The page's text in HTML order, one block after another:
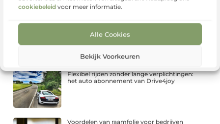
cookiebeleid voor meer informatie.
Alle Cookies
Bekijk Voorkeuren
Zo ontstaat een optiekzaak met een eigen
karakter
Flexibel rijden zonder lange verplichtingen:
het auto abonnement van Drive4joy
Voordelen van raamfolie voor bedrijven